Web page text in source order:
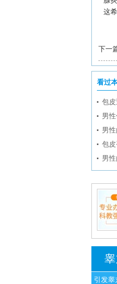
这
下一
看过
包
男
男
包
男
引发睾